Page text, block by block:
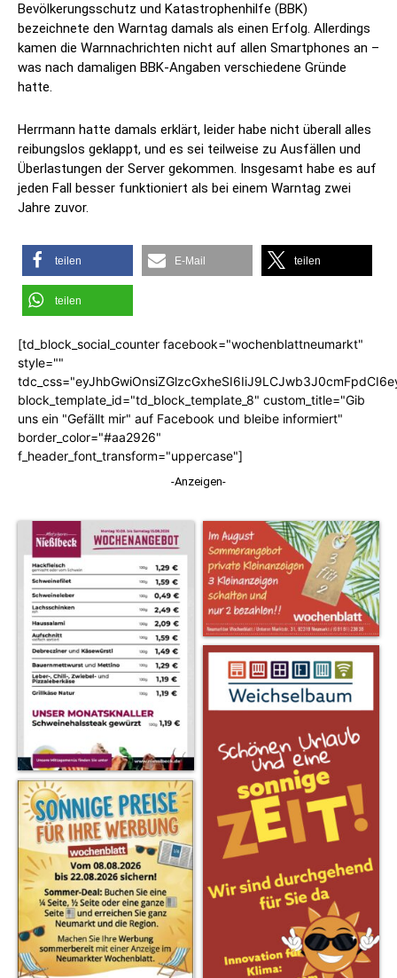
Bevölkerungsschutz und Katastrophenhilfe (BBK)
bezeichnete den Warntag damals als einen Erfolg. Allerdings
kamen die Warnnachrichten nicht auf allen Smartphones an –
was nach damaligen BBK-Angaben verschiedene Gründe
hatte.
Herrmann hatte damals erklärt, leider habe nicht überall alles
reibungslos geklappt, und es sei teilweise zu Ausfällen und
Überlastungen der Server gekommen. Insgesamt habe es auf
jeden Fall besser funktioniert als bei einem Warntag zwei
Jahre zuvor.
teilen E-Mail teilen
teilen
[td_block_social_counter facebook="wochenblattneumarkt"
style=""
block_template_id="td_block_template_8" custom_title="Gib
uns ein "Gefällt mir" auf Facebook und bleibe informiert"
border_color="#aa2926"
f_header_font_transform="uppercase"]
-Anzeigen-